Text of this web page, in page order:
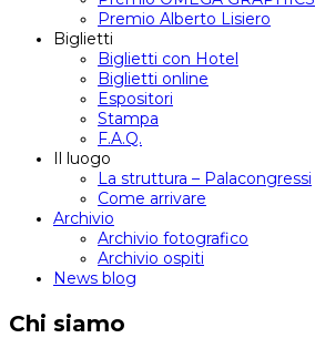
Premio Alberto Lisiero
Biglietti
Biglietti con Hotel
Biglietti online
Espositori
Stampa
F.A.Q.
Il luogo
La struttura – Palacongressi
Come arrivare
Archivio
Archivio fotografico
Archivio ospiti
News blog
Chi siamo